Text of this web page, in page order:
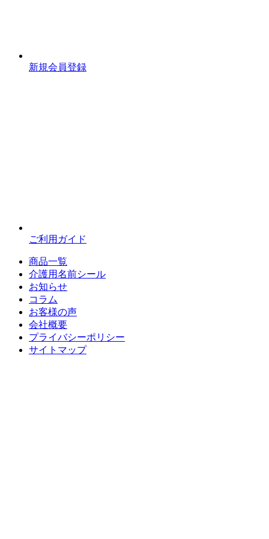
新規会員登録
ご利用ガイド
商品一覧
介護用名前シール
お知らせ
コラム
お客様の声
会社概要
プライバシーポリシー
サイトマップ